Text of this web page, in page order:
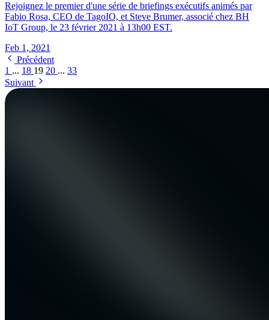
Rejoignez le premier d'une série de briefings exécutifs animés par
Fabio Rosa, CEO de TagoIO, et Steve Brumer, associé chez BH
IoT Group, le 23 février 2021 à 13h00 EST.
Feb 1, 2021
Précédent
1 ... 18 19 20 ... 33
Suivant